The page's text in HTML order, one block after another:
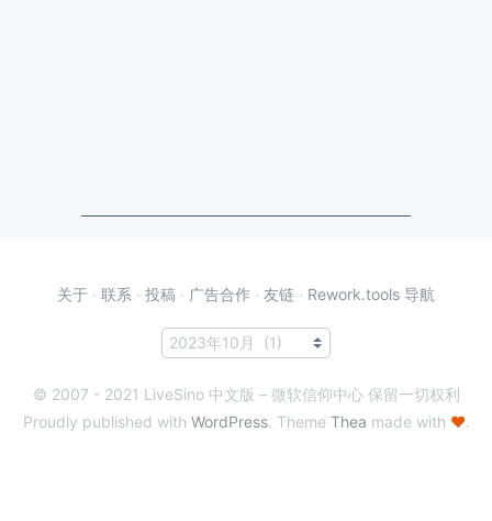
关于 · 联系 · 投稿 · 广告合作 · 友链 · Rework.tools 导航
© 2007 - 2021 LiveSino 中文版 – 微软信仰中心 保留一切权利
Proudly published with WordPress. Theme Thea made with ♥.